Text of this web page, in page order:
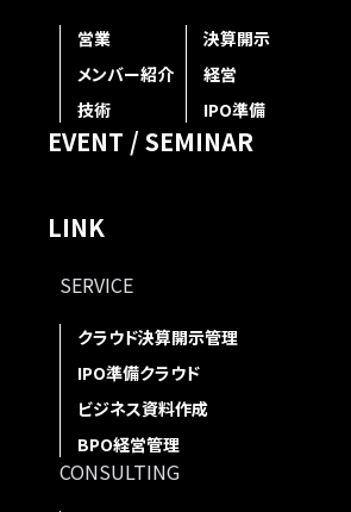
営業
メンバー紹介
技術
決算開示
経営
IPO準備
EVENT / SEMINAR
LINK
SERVICE
クラウド決算開示管理
IPO準備クラウド
ビジネス資料作成
BPO経営管理
CONSULTING